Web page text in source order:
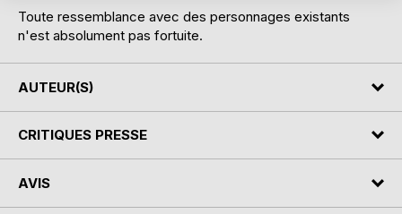
Toute ressemblance avec des personnages existants
n'est absolument pas fortuite.
AUTEUR(S)
CRITIQUES PRESSE
AVIS